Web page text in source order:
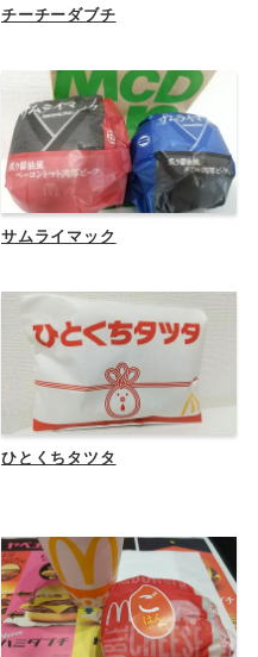
チーチーダブチ
サムライマック
ひとくちタツタ